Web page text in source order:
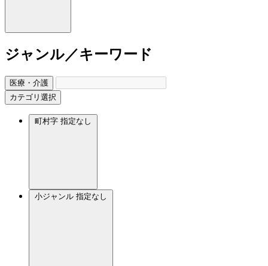
ジャンル／キーワード
医療・介護
カテゴリ選択
町村字 指定なし
小ジャンル 指定なし